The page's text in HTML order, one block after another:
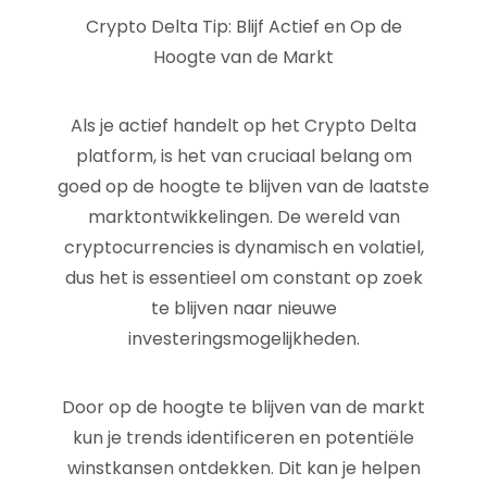
Crypto Delta Tip: Blijf Actief en Op de
Hoogte van de Markt
Als je actief handelt op het Crypto Delta
platform, is het van cruciaal belang om
goed op de hoogte te blijven van de laatste
marktontwikkelingen. De wereld van
cryptocurrencies is dynamisch en volatiel,
dus het is essentieel om constant op zoek
te blijven naar nieuwe
investeringsmogelijkheden.
Door op de hoogte te blijven van de markt
kun je trends identificeren en potentiële
winstkansen ontdekken. Dit kan je helpen